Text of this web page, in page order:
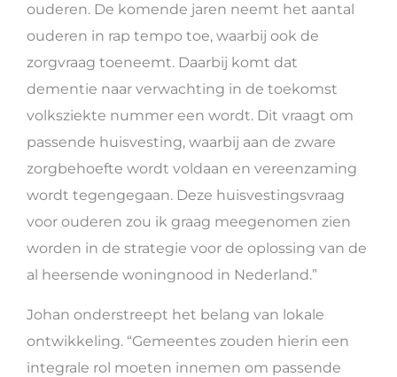
ouderen. De komende jaren neemt het aantal
ouderen in rap tempo toe, waarbij ook de
zorgvraag toeneemt. Daarbij komt dat
dementie naar verwachting in de toekomst
volksziekte nummer een wordt. Dit vraagt om
passende huisvesting, waarbij aan de zware
zorgbehoefte wordt voldaan en vereenzaming
wordt tegengegaan. Deze huisvestingsvraag
voor ouderen zou ik graag meegenomen zien
worden in de strategie voor de oplossing van de
al heersende woningnood in Nederland.”
Johan onderstreept het belang van lokale
ontwikkeling. “Gemeentes zouden hierin een
integrale rol moeten innemen om passende